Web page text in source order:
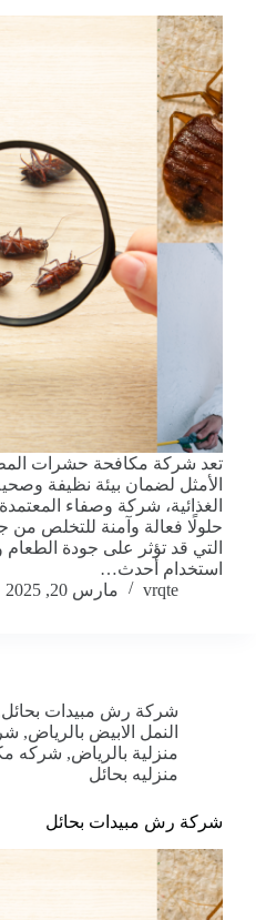
تعد شركة مكافحة حشرات
الأمثل لضمان بيئة نظيفة
الغذائية، شركة وصفاء
حلولًا فعالة وآمنة للتخلص من
التي قد تؤثر على جودة
استخدام أحدث…
vrqte
مارس 20, 2025
شركة رش مبيدات بحائل
النمل الابيض بالرياض,
منزلية بالرياض, شركه
منزليه بحائل
شركة رش مبيدات بحائل